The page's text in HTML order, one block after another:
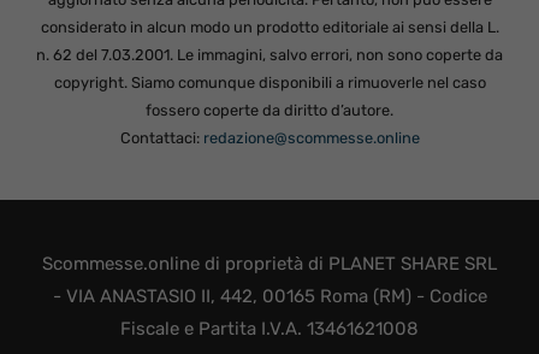
considerato in alcun modo un prodotto editoriale ai sensi della L.
n. 62 del 7.03.2001. Le immagini, salvo errori, non sono coperte da
copyright. Siamo comunque disponibili a rimuoverle nel caso
fossero coperte da diritto d’autore.
Contattaci: redazione@scommesse.online
Scommesse.online di proprietà di PLANET SHARE SRL
- VIA ANASTASIO II, 442, 00165 Roma (RM) - Codice
Fiscale e Partita I.V.A. 13461621008